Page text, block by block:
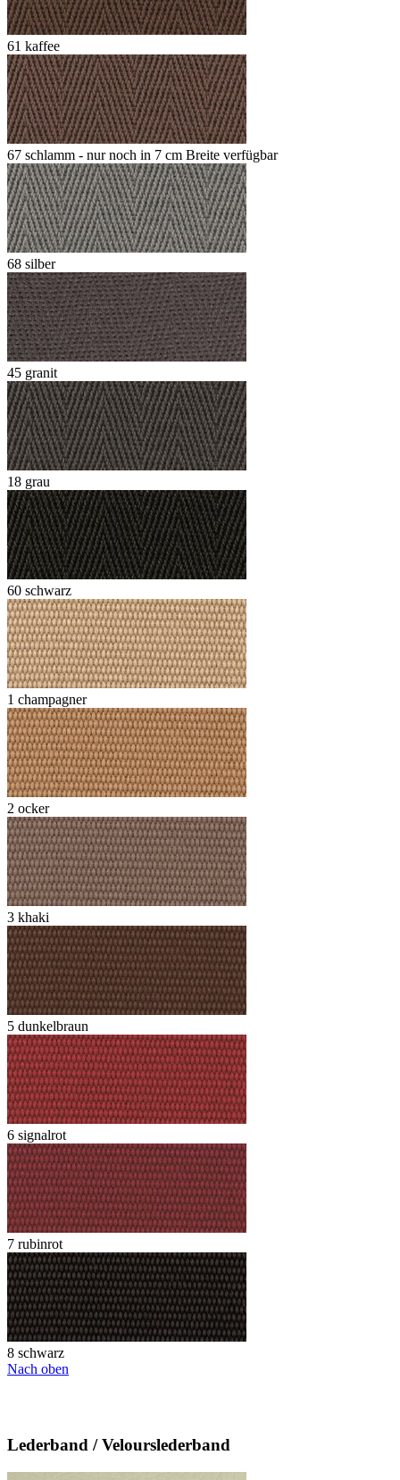
61 kaffee
67 schlamm - nur noch in 7 cm Breite verfügbar
68 silber
45 granit
18 grau
60 schwarz
1 champagner
2 ocker
3 khaki
5 dunkelbraun
6 signalrot
7 rubinrot
8 schwarz
Nach oben
Lederband / Velourslederband